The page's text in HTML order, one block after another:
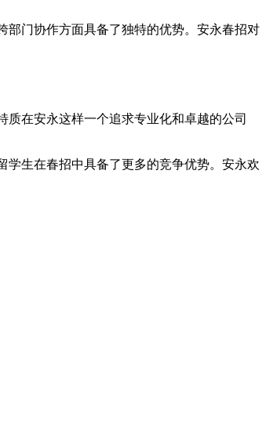
部门协作方面具备了独特的优势。安永春招对
在安永这样一个追求专业化和卓越的公司
学生在春招中具备了更多的竞争优势。安永欢